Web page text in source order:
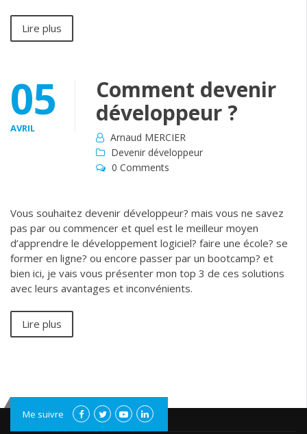
Lire plus
05
AVRIL
Comment devenir
développeur ?
Arnaud MERCIER
Devenir développeur
0 Comments
Vous souhaitez devenir développeur? mais vous ne savez
pas par ou commencer et quel est le meilleur moyen
d’apprendre le développement logiciel? faire une école? se
former en ligne? ou encore passer par un bootcamp? et
bien ici, je vais vous présenter mon top 3 de ces solutions
avec leurs avantages et inconvénients.
Lire plus
Me suivre